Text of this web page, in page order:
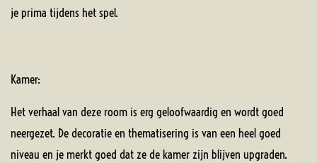
je prima tijdens het spel.
Kamer:
Het verhaal van deze room is erg geloofwaardig en wordt goed
neergezet. De decoratie en thematisering is van een heel goed
niveau en je merkt goed dat ze de kamer zijn blijven upgraden.